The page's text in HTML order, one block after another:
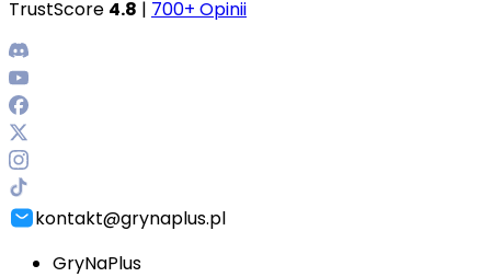
TrustScore 4.8 | 700+ Opinii
kontakt@grynaplus.pl
GryNaPlus